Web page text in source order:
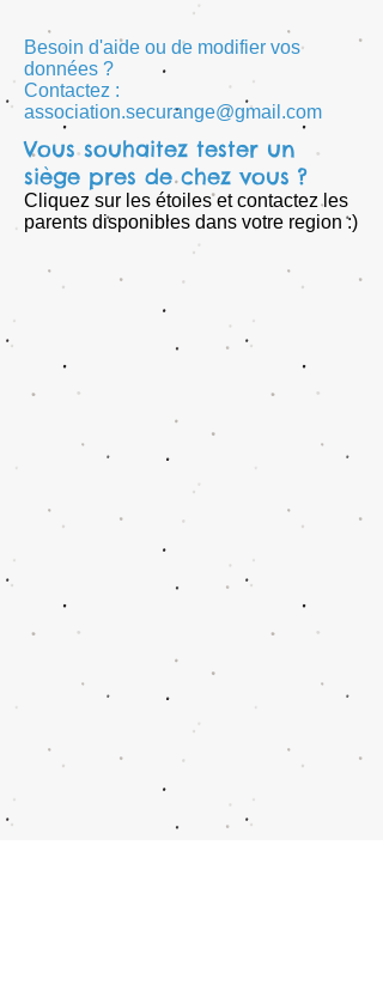
Besoin d'aide ou de modifier vos
données ?
Contactez :
association.securange@gmail.com
Vous souhaitez tester un
siège pres de chez vous ?
Cliquez sur les étoiles et contactez les
parents disponibles dans votre region :)